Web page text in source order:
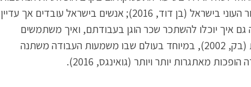
לסובלות מאי-שוויון, אולם בד בבד גדל גם שיעור העוני בישראל (בן דוד, 2016); אנשים בישראל עובדים אך עדיין
גם איך יוכלו להשתכר שכר הוגן בעבודתם, ואיך משתמשים
בעבודה כאפיק לניעות חברתית ולצמיחה אישית (בק, 2002), במיוחד בעולם שבו משמעות העבודה משתנה
מאתגרות יותר ויותר (גואינגס, 2016).